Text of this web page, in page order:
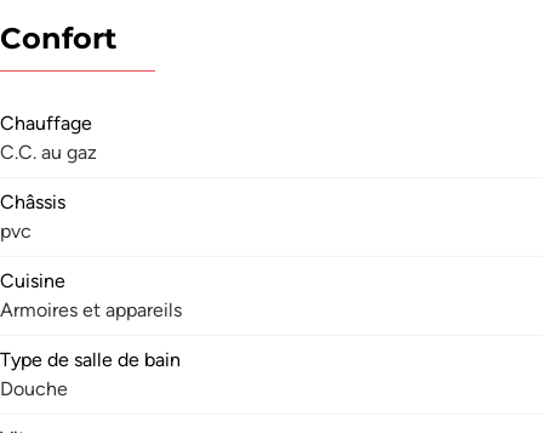
Confort
Chauffage
C.C. au gaz
Châssis
pvc
Cuisine
Armoires et appareils
Type de salle de bain
Douche